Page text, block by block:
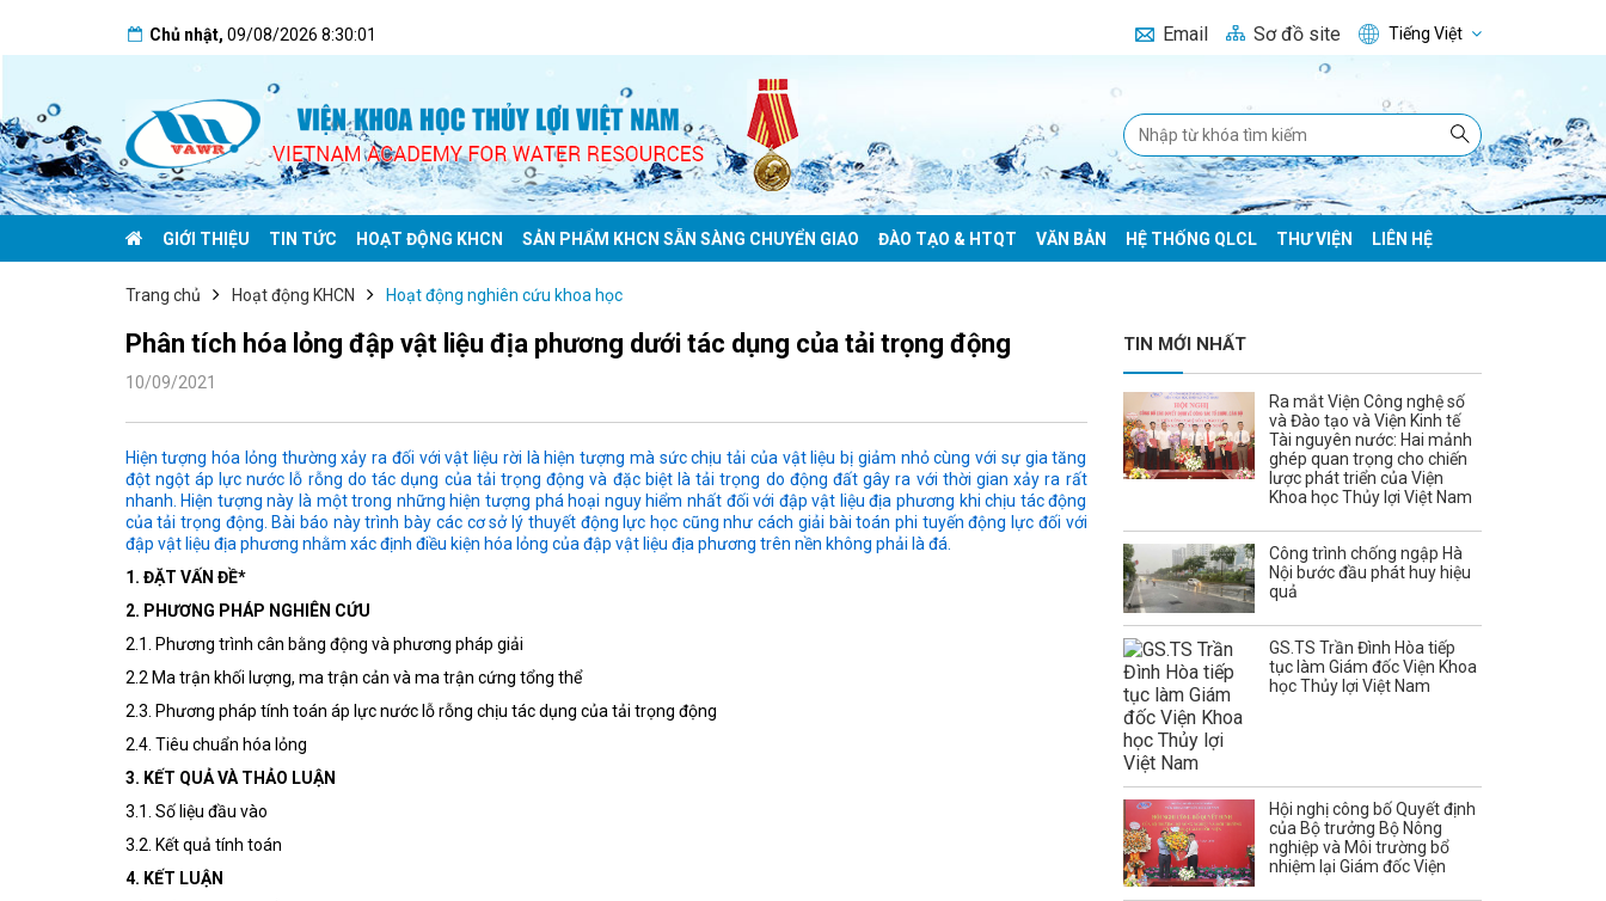
Chủ nhật, 09/08/2026 8:30:02 Email Sơ đồ site Tiếng Việt
GIỚI THIỆU TIN TỨC HOẠT ĐỘNG KHCN SẢN PHẨM KHCN SẴN SÀNG CHUYỂN GIAO ĐÀO TẠO & HTQT VĂN BẢN HỆ THỐNG QLCL THƯ VIỆN LIÊN HỆ
Trang chủ Hoạt động KHCN Hoạt động nghiên cứu khoa học
Phân tích hóa lỏng đập vật liệu địa phương dưới tác dụng của tải trọng động
10/09/2021
Hiện tượng hóa lỏng thường xảy ra đối với vật liệu rời là hiện tượng mà sức chịu tải của vật liệu bị giảm nhỏ cùng với sự gia tăng
đột ngột áp lực nước lỗ rỗng do tác dụng của tải trọng động và đặc biệt là tải trọng do động đất gây ra với thời gian xảy ra rất
nhanh. Hiện tượng này là một trong những hiện tượng phá hoại nguy hiểm nhất đối với đập vật liệu địa phương khi chịu tác động
của tải trọng động. Bài báo này trình bày các cơ sở lý thuyết động lực học cũng như cách giải bài toán phi tuyến động lực đối với
đập vật liệu địa phương nhằm xác định điều kiện hóa lỏng của đập vật liệu địa phương trên nền không phải là đá.
1. ĐẶT VẤN ĐỀ*
2. PHƯƠNG PHÁP NGHIÊN CỨU
2.1. Phương trình cân bằng động và phương pháp giải
2.2 Ma trận khối lượng, ma trận cản và ma trận cứng tổng thể
2.3. Phương pháp tính toán áp lực nước lỗ rỗng chịu tác dụng của tải trọng động
2.4. Tiêu chuẩn hóa lỏng
3. KẾT QUẢ VÀ THẢO LUẬN
3.1. Số liệu đầu vào
3.2. Kết quả tính toán
4. KẾT LUẬN
TIN MỚI NHẤT
Ra mắt Viện Công nghệ số
và Đào tạo và Viện Kinh tế
Tài nguyên nước: Hai mảnh
ghép quan trọng cho chiến
lược phát triển của Viện
Khoa học Thủy lợi Việt Nam
Công trình chống ngập Hà
Nội bước đầu phát huy hiệu
quả
GS.TS Trần Đình Hòa tiếp
tục làm Giám đốc Viện Khoa
học Thủy lợi Việt Nam
Hội nghị công bố Quyết định
của Bộ trưởng Bộ Nông
nghiệp và Môi trường bổ
nhiệm lại Giám đốc Viện